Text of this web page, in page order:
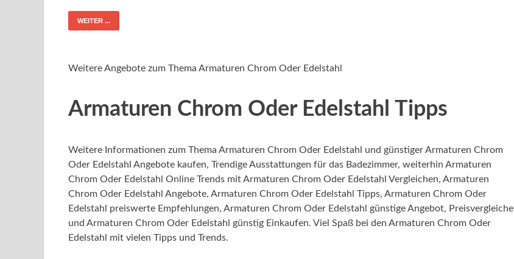
WEITER ...
Weitere Angebote zum Thema Armaturen Chrom Oder Edelstahl
Armaturen Chrom Oder Edelstahl Tipps
Weitere Informationen zum Thema Armaturen Chrom Oder Edelstahl und günstiger Armaturen Chrom
Oder Edelstahl Angebote kaufen, Trendige Ausstattungen für das Badezimmer, weiterhin Armaturen
Chrom Oder Edelstahl Online Trends mit Armaturen Chrom Oder Edelstahl Vergleichen, Armaturen
Chrom Oder Edelstahl Angebote, Armaturen Chrom Oder Edelstahl Tipps, Armaturen Chrom Oder
Edelstahl preiswerte Empfehlungen, Armaturen Chrom Oder Edelstahl günstige Angebot, Preisvergleiche
und Armaturen Chrom Oder Edelstahl günstig Einkaufen. Viel Spaß bei den Armaturen Chrom Oder
Edelstahl mit vielen Tipps und Trends.